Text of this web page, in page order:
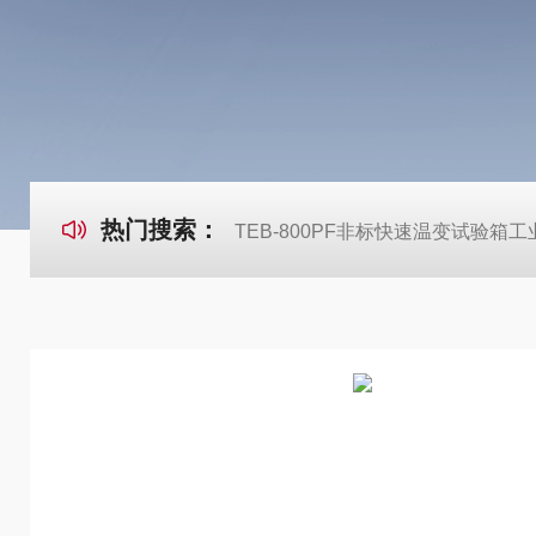
热门搜索： TEB-800PF非标快速温变试验箱工